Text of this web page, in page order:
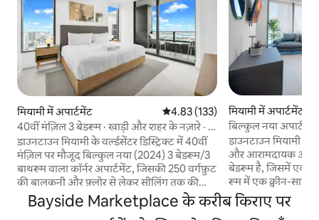
मियामी में अपार्टमेंट औसत रेटिंग 5 में से 4.83, 133 समीक्षाएँ
4.83 (133)
40वीं मंज़िल 3 बेडरूम · खाड़ी और शहर के नज़ारे · 8
लोगों के सोने की जगह
डाउनटाउन मियामी के वर्ल्डसेंटर डिस्ट्रिक्ट में 40वीं
मंज़िल पर मौजूद बिल्कुल नया (2024) 3 बेडरूम/3
बाथरूम वाला कॉर्नर अपार्टमेंट, जिसकी 250 वर्गफ़ुट
की बालकनी और फ़्लोर से लेकर सीलिंग तक की
ऊँचाई वाली खिड़कियों से खाड़ी और शहर के
मनमोहक नज़ारे दिखते हैं। तीन बेडरूम वाली 1,300
मियामी में अपार्टमेंट
बिल्कुल नया
लिए, बे और ब्रिकेल का
डाउनटाउन मियामी
और आरामदायक
बेडरूम है, जिसमें एक
रूम में एक क्वीन-साइज़
के लिए साज़ो-सामान
आधुनिक है और इसमें
Bayside Marketplace के करीब किराए पर